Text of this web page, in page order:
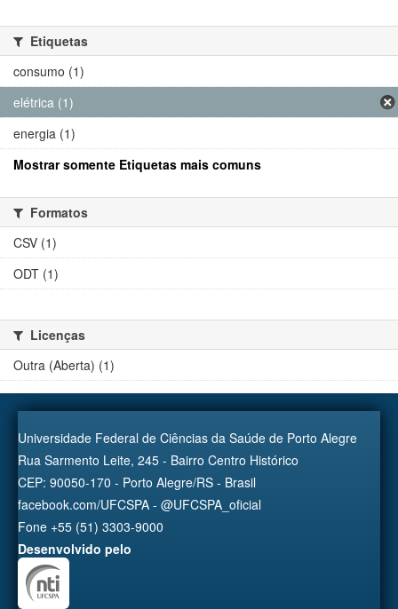
Etiquetas
consumo (1)
elétrica (1)
energia (1)
Mostrar somente Etiquetas mais comuns
Formatos
CSV (1)
ODT (1)
Licenças
Outra (Aberta) (1)
Universidade Federal de Ciências da Saúde de Porto Alegre
Rua Sarmento Leite, 245 - Bairro Centro Histórico
CEP: 90050-170 - Porto Alegre/RS - Brasil
facebook.com/UFCSPA - @UFCSPA_oficial
Fone +55 (51) 3303-9000
Desenvolvido pelo